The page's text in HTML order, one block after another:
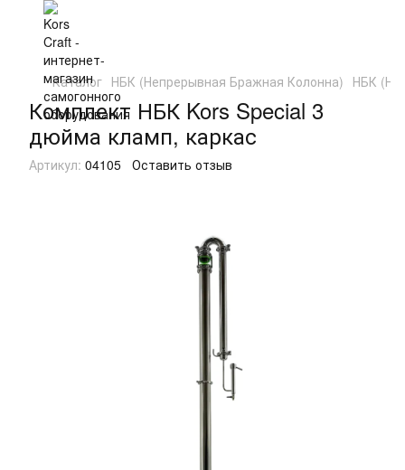
Каталог НБК (Непрерывная Бражная Колонна) НБК
Комплект НБК Kors Special 3
дюйма кламп, каркас
Артикул: 04105 Оставить отзыв